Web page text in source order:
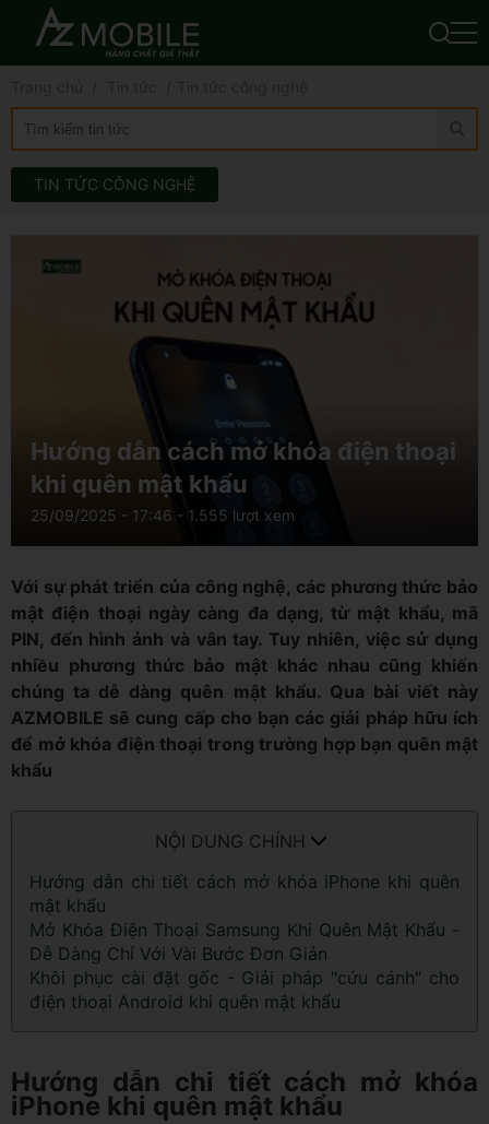
TIN TỨC CÔNG NGHỆ
Hướng dẫn cách mở khóa điện thoại
khi quên mật khẩu
25/09/2025 - 17:46 - 1.555 lượt xem
Với sự phát triển của công nghệ, các phương thức bảo
mật điện thoại ngày càng đa dạng, từ mật khẩu, mã
PIN, đến hình ảnh và vân tay. Tuy nhiên, việc sử dụng
nhiều phương thức bảo mật khác nhau cũng khiến
chúng ta dễ dàng quên mật khẩu. Qua bài viết này
AZMOBILE sẽ cung cấp cho bạn các giải pháp hữu ích
để mở khóa điện thoại trong trường hợp bạn quên mật
khẩu
NỘI DUNG CHÍNH
Hướng dẫn chi tiết cách mở khóa iPhone khi quên
mật khẩu
Mở Khóa Điện Thoại Samsung Khi Quên Mật Khẩu -
Dễ Dàng Chỉ Với Vài Bước Đơn Giản
Khôi phục cài đặt gốc - Giải pháp "cứu cánh" cho
điện thoại Android khi quên mật khẩu
Hướng dẫn chi tiết cách mở khóa
iPhone khi quên mật khẩu